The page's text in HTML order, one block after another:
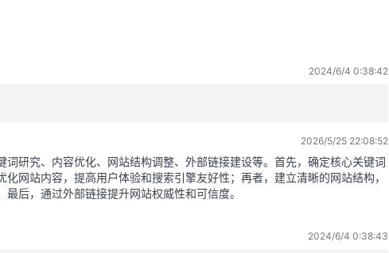
2024/6/4 0:38:42
2026/5/25 22:08:52
词研究、内容优化、网站结构调整、外部链接建设等。首先，确定核心关键词
网站内容，提高用户体验和搜索引擎友好性；再者，建立清晰的网站结构，
后，通过外部链接提升网站权威性和可信度。
2024/6/4 0:38:43